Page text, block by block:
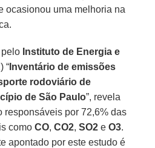
ocasionou uma melhoria na
Instituto de Energia e
) “ Inventário de emissões
rodoviário de
de São Paulo”, revela
responsáveis por 72,6% das
comoCO,CO2,SO2 eO3.
apontado por este estudo é